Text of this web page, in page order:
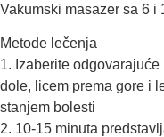
Vakumski masazer sa 6 i
Metode lečenja
1. Izaberite
dole, licem prema gore i
stanjem bolesti
2. 10-15 minuta